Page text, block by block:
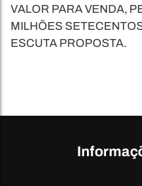
VALOR PARA VENDA,
MILHÕES
ESCUTA PROPOSTA.